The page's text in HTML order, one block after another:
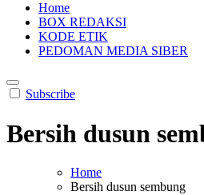
Home
BOX REDAKSI
KODE ETIK
PEDOMAN MEDIA SIBER
Subscribe
Bersih dusun
Home
Bersih dusun sembung